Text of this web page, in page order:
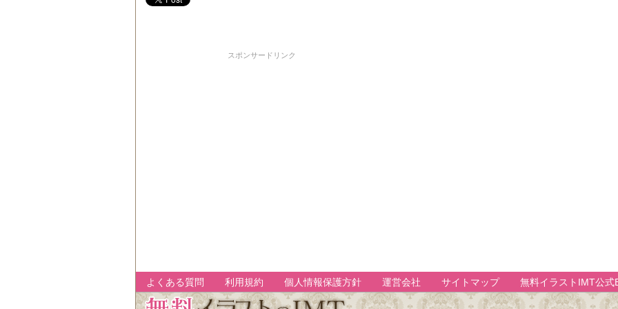
スポンサードリンク
よくある質問 利用規約 個人情報保護方針 運営会社 サイトマップ 無料イラストIMT公式